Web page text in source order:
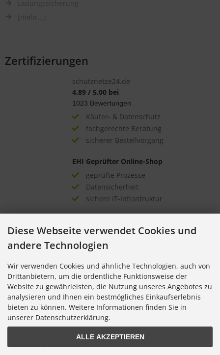
Zertifizierungen
schutznetze24.de
4.89/ 5.00bei
1023 Bewertungen
Käufer- & Datenschutz
fachgerechte Beratung
sicherer Bestellvorgang
EHI Geprüfter Online-Shop
geprüfte Prozesse
Datensicherheit
sichere IT-Infrastruktur
Auszeichnungen
Zahlungsarten
Diese Webseite verwendet Cookies und
andere Technologien
Wir verwenden Cookies und ähnliche Technologien, auch von
Drittanbietern, um die ordentliche Funktionsweise der
Website zu gewährleisten, die Nutzung unseres Angebotes zu
analysieren und Ihnen ein bestmögliches Einkaufserlebnis
bieten zu können. Weitere Informationen finden Sie in
unserer Datenschutzerklärung.
ALLE AKZEPTIEREN